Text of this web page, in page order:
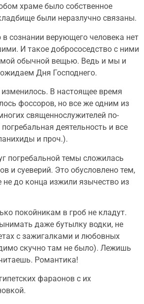
храме было собственное
были неразлучно связаны.
в сознании верующего человека нет
И такое добрососедство с ними
обычной вещью. Ведь и мы и
Дня Господнего.
В настоящее время
фоссоров, но все же одним из
священнослужителей по-
деятельность и все
и проч.).
погребальной темы сложилась
и суеверий. Это обусловлено тем,
до конца изжили язычество из
покойникам в гроб не кладут.
даже бутылку водки, не
с зажигалками и любовных
скучно там не было). Лежишь
Романтика!
фараонов с их